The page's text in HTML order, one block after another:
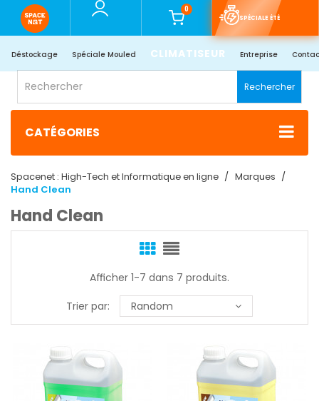
0
SPÉCIALE ÉTÉ
Déstockage Spéciale Mouled CLIMATISEUR Entreprise
Rechercher
CATÉGORIES
Spacenet : High-Tech et Informatique en ligne
Marques
Hand Clean
Hand Clean
Afficher 1-7 dans 7 produits.
Trier par:
Random